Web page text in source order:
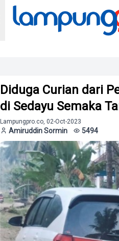
Diduga Curian dari
di Sedayu Semaka
Lampungpro.co, 02-Oct-2023
Amiruddin Sormin 5494